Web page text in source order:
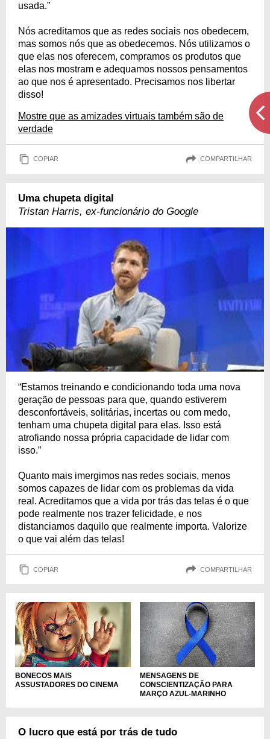
usada.”
Nós acreditamos que as redes sociais nos obedecem,
mas somos nós que as obedecemos. Nós utilizamos o
que elas nos oferecem, compramos os produtos que
elas nos mostram e adequamos nossos pensamentos
ao que nos é apresentado. Precisamos nos libertar
disso!
Mostre que as amizades virtuais também são de
verdade
COPIAR COMPARTILHAR
Uma chupeta digital
Tristan Harris, ex-funcionário do Google
“Estamos treinando e condicionando toda uma nova
geração de pessoas para que, quando estiverem
desconfortáveis, solitárias, incertas ou com medo,
tenham uma chupeta digital para elas. Isso está
atrofiando nossa própria capacidade de lidar com
isso.”
Quanto mais imergimos nas redes sociais, menos
somos capazes de lidar com os problemas da vida
real. Acreditamos que a vida por trás das telas é o que
pode realmente nos trazer felicidade, e nos
distanciamos daquilo que realmente importa. Valorize
o que vai além das telas!
COPIAR COMPARTILHAR
BONECOS MAIS
ASSUSTADORES DO CINEMA
MENSAGENS DE
CONSCIENTIZAÇÃO PARA
MARÇO AZUL-MARINHO
O lucro que está por trás de tudo